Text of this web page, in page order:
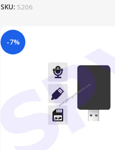
SKU: S206
-7%